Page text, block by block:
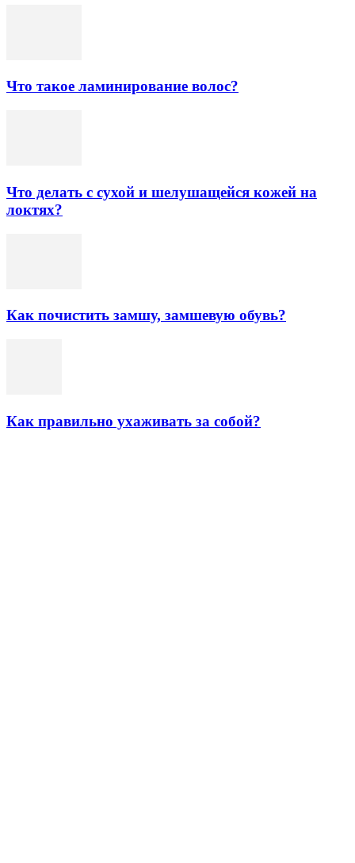
Что такое ламинирование волос?
Что делать с сухой и шелушащейся кожей на
локтях?
Как почистить замшу, замшевую обувь?
Как правильно ухаживать за собой?